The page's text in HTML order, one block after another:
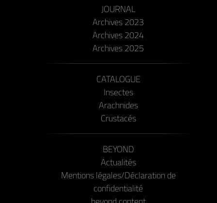
JOURNAL
Archives 2023
Archives 2024
Archives 2025
CATALOGUE
Insectes
Arachnides
Crustacés
BEYOND
Actualités
Mentions légales/Déclaration de
confidentialité